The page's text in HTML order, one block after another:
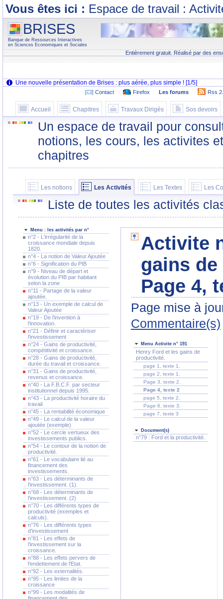
Vous êtes ici : Espace de travail :
BRISES
Banque de Ressources Interactives
en Sciences Economiques et Sociales
Entièrement gratuit. Réalisé par des
Contact Firefox Les forums Rss
Accueil Chapitres Travaux Dirigés Sos devoirs
Un espace de travail pour
notions, les cours, les activites
chapitres
Les notions Les Activités Les Textes Les
Liste de toutes les activités
Menu : les activités par n°
n°2 - L'irrégularité de la
croissance mondiale depuis
1820.
n°4 - La notion de Valeur Ajoutée
n°6 - Signification du PIB
n°9 - Niveau de départ et
évolution du PIB par habitant
selon la zone
n°11 - Partage de la valeur
ajoutée.
n°13 - Un exemple de calcul de
Valeur Ajoutée
n°19 - De l'invention à
l'innovation.
n°21 - Définir et caractériser
l'investissement
n°24 - Gains de productivité,
compétitivité et croissance.
n°28 - Gains de productivité,
durée du travail et croissance.
n°31 - Gains de productivité,
revenus et croissance.
n°40 - La F.B.C.F. par secteur
institutionnel depuis 1995.
n°43 - La productivité horaire du
travail.
n°45 - La rentabilité économique
n°49 - Le calcul de la valeur
ajoutée (exemple)
n°52 - Le cercle vertueux des
investissements publics.
n°54 - Le contour de la notion de
productivité.
n°61 - Le vocabulaire lié au
financement des
investissements.
n°63 - Les déterminants de
l'investissement. (1).
n°68 - Les déterminants de
l'investissement. (2)
n°70 - Les différents types de
productivité (exemples et
calculs).
n°76 - Les différents types
d'investissement
n°81 - Les effets de
l'investissement sur la
croissance.
n°88 - Les effets pervers de
l'endettement de l'Etat.
n°92 - Les externalités.
n°95 - Les limites de la
croissance
n°99 - Les modalités de
Activite
gains
Page 4,
Page mise à
Commentaire(s)
Menu Activite n° 191
Henry Ford et les gains de
productivité.
page 1, texte 1.
page 2, texte 1.
Page 3, texte 2.
Page 4, texte 2
page 5, texte 2.
Page 6, texte 3.
page 7, texte 3
Document(s)
n°79 : Ford et la productivité.